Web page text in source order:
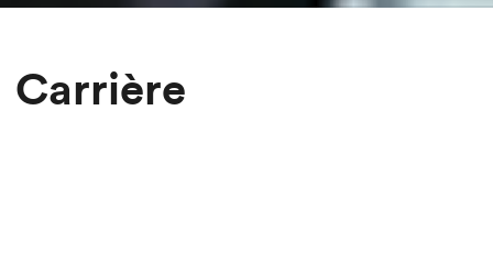
Carrière